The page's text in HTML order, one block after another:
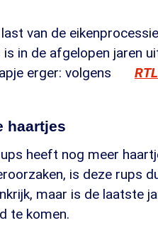
van de
in de afgelopen jaren
erger: volgens
haartjes
heeft nog meer
is deze rups
maar is de laatste
te komen.